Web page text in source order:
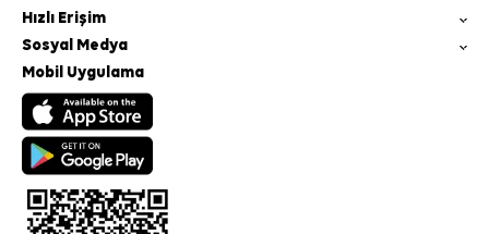
Hızlı Erişim
Sosyal Medya
Mobil Uygulama